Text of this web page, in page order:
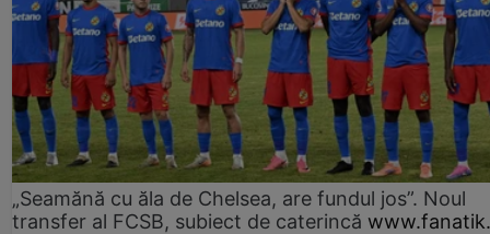
„Seamănă cu ăla de Chelsea, are fundul jos”. Noul
transfer al FCSB, subiect de caterincă